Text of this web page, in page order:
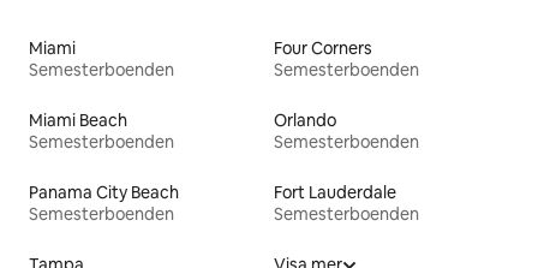
Miami
Semesterboenden
Four Corners
Semesterboenden
Miami Beach
Semesterboenden
Orlando
Semesterboenden
Panama City Beach
Semesterboenden
Fort Lauderdale
Semesterboenden